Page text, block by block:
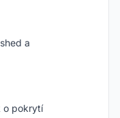
a
o pokrytí